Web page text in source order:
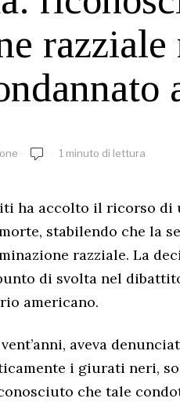
razziale
1 minuto di lettura
ha accolto il ricorso di
stabilendo che la
razziale. La
di svolta nel
americano.
aveva
i giurati neri,
che tale